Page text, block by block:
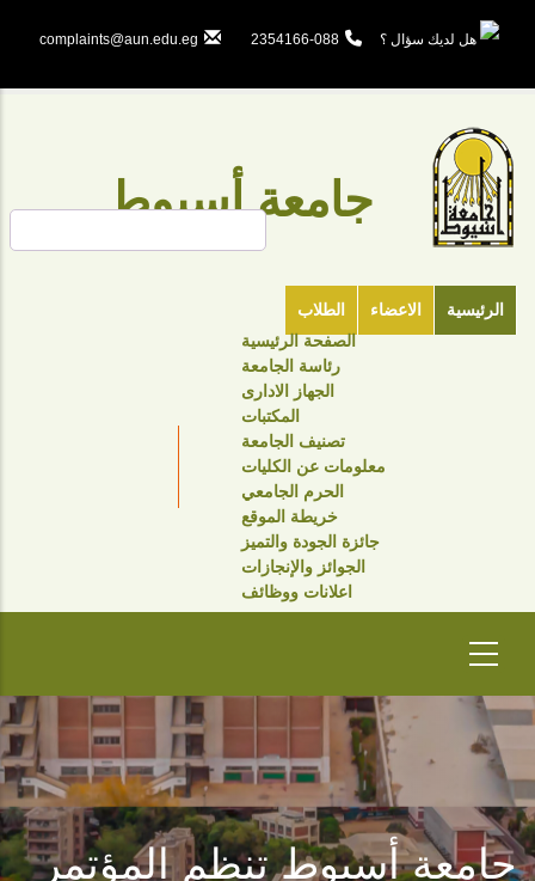
الرئيسي
هل لديك سؤال ؟ 088-2354166
complaints@aun.edu.eg
جامعة أسيوط
الرئيسية الاعضاء الطلاب
بحث
NAVIGATION
الصفحة الرئيسية
رئاسة الجامعة
الجهاز الادارى
المكتبات
تصنيف الجامعة
معلومات عن الكليات
الحرم الجامعي
خريطة الموقع
جائزة الجودة والتميز
الجوائز والإنجازات
اعلانات ووظائف
جامعة أسيوط تنظم المؤتمر